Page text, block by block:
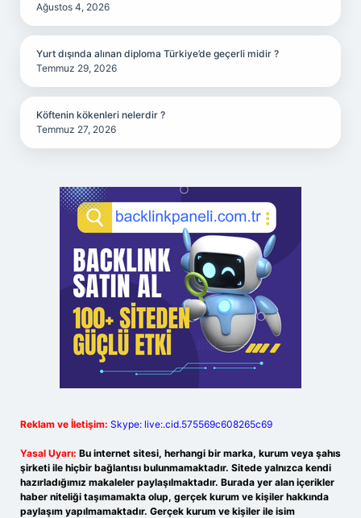
Ağustos 4, 2026
Yurt dışında alınan diploma Türkiye’de geçerli midir ?
Temmuz 29, 2026
Köftenin kökenleri nelerdir ?
Temmuz 27, 2026
Reklam ve İletişim: Skype: live:.cid.575569c608265c69
Yasal Uyarı: Bu internet sitesi, herhangi bir marka, kurum veya şahıs
şirketi ile hiçbir bağlantısı bulunmamaktadır. Sitede yalnızca kendi
hazırladığımız makaleler paylaşılmaktadır. Burada yer alan içerikler
haber niteliği taşımamakta olup, gerçek kurum ve kişiler hakkında
paylaşım yapılmamaktadır. Gerçek kurum ve kişiler ile isim